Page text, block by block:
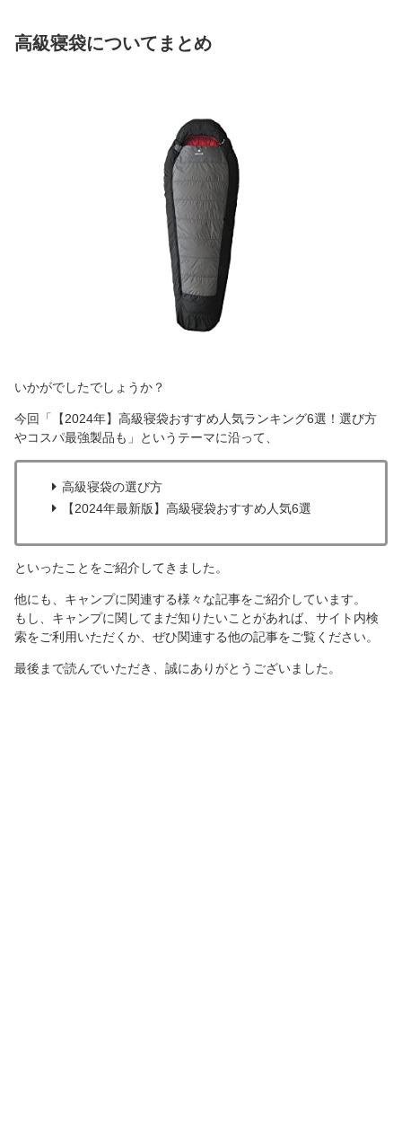
高級寝袋についてまとめ
いかがでしたでしょうか？
今回「【2024年】高級寝袋おすすめ人気ランキング6選！選び方
やコスパ最強製品も」というテーマに沿って、
高級寝袋の選び方
【2024年最新版】高級寝袋おすすめ人気6選
といったことをご紹介してきました。
他にも、キャンプに関連する様々な記事をご紹介しています。
もし、キャンプに関してまだ知りたいことがあれば、サイト内検
索をご利用いただくか、ぜひ関連する他の記事をご覧ください。
最後まで読んでいただき、誠にありがとうございました。